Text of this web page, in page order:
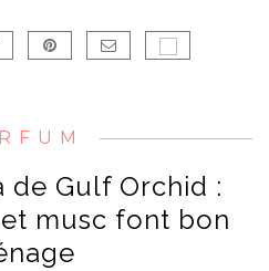
de Gulf Orchid :
musc font bon